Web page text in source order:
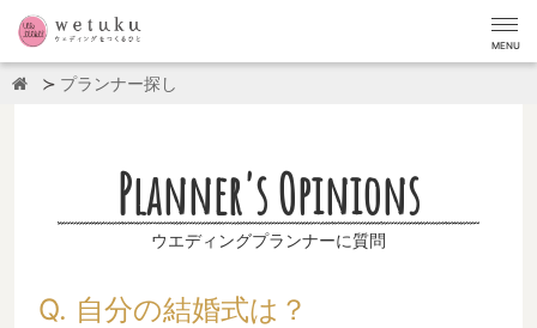
MENU
プランナー探し
Planner's Opinions
ウエディングプランナーに質問
Q. 自分の結婚式は？